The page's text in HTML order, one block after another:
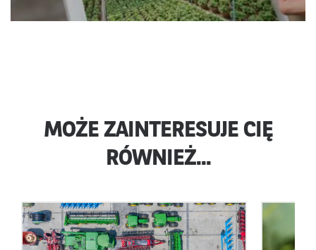
MOŻE ZAINTERESUJE CIĘ
RÓWNIEŻ...